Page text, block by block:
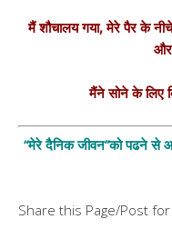
मैं शौचालय गया, मेरे पैर के नीचे
और
मैंने सोने के लिए
“मेरे दैनिक जीवन”को पढने से
Share this Page/Post